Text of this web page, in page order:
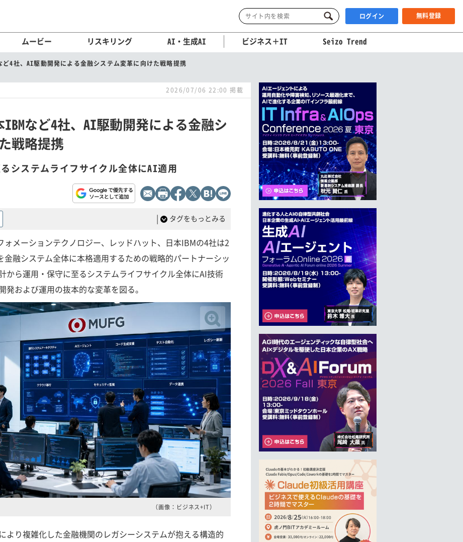
ログイン 無料登録
ムービー リスキリング AI・生成AI ビジネス＋IT Seizo Trend
ど4社、AI駆動開発による金融システム変革に向けた戦略提携
2026/07/06 22:00 掲載
IBMなど4社、AI駆動開発による金融シ
戦略提携
システムライフサイクル全体にAI適用
| タグをもっとみる
メーションテクノロジー、レッドハット、日本IBMの4社は2
融システム全体に本格適用するための戦略的パートナーシッ
から運用・保守に至るシステムライフサイクル全体にAI技術
および運用の抜本的な変革を図る。
（画像：ビジネス+IT）
より複雑化した金融機関のレガシーシステムが抱える構造的